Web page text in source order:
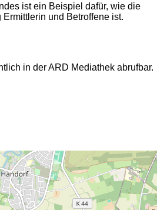
ist ein Beispiel dafür, wie die
und Betroffene ist.
in der ARD Mediathek abrufbar.